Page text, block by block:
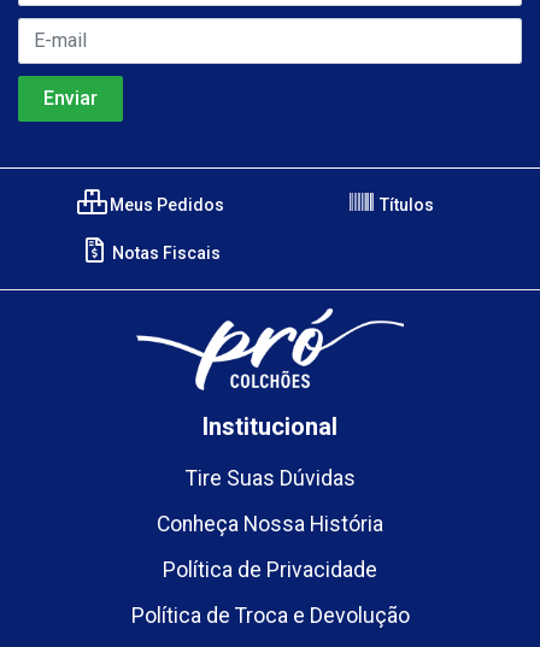
Meus Pedidos Títulos
Notas Fiscais
Institucional
Tire Suas Dúvidas
Conheça Nossa História
Política de Privacidade
Política de Troca e Devolução